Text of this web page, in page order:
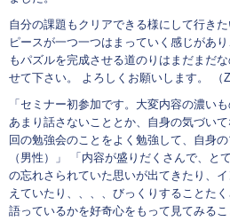
自分の課題もクリアできる様にして行き
ピースが一つ一つはまっていく感じがあ
もパズルを完成させる道のりはまだまだ
せて下さい。 よろしくお願いします。 （
「セミナー初参加です。大変内容の濃い
あまり話さないこととか、自身の気づい
回の勉強会のことをよく勉強して、自身
（男性）」 「内容が盛りだくさんで、と
の忘れさられていた思いが出てきたり、
えていたり、、、、びっくりすることた
語っているかを好奇心をもって見てみる